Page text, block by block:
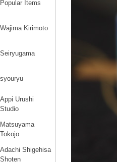
Popular Items
Wajima Kirimoto
Seiryugama
syouryu
Appi Urushi
Studio
Matsuyama
Tokojo
Adachi Shigehisa
Shoten